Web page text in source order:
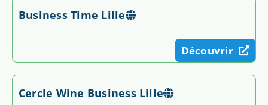
Business Time Lille
Découvrir
Cercle Wine Business Lille